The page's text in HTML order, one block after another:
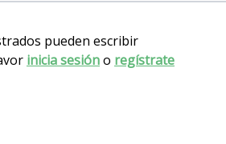
pueden escribir
inicia sesióno regístrate